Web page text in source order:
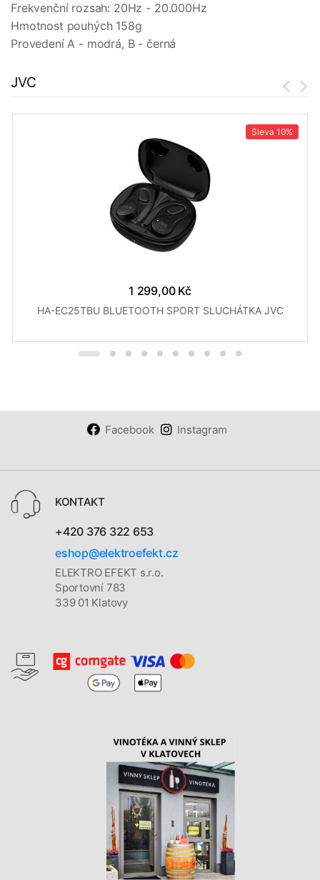
Frekvenční rozsah: 20Hz - 20.000Hz
Hmotnost pouhých 158g
Provedení A - modrá, B - černá
JVC
Sleva 10%
1 299,00 Kč
HA-EC25TBU BLUETOOTH SPORT SLUCHÁTKA JVC
Facebook Instagram
KONTAKT
+420 376 322 653
eshop@elektroefekt.cz
ELEKTRO EFEKT s.r.o.
Sportovní 783
339 01 Klatovy